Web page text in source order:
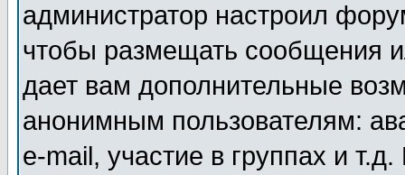
администратор настроил
чтобы размещать сообщения
дает вам дополнительные
анонимным пользователям:
e-mail, участие в группах и